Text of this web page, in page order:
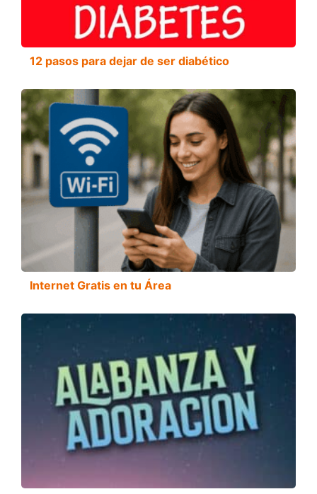
12 pasos para dejar de ser diabético
Internet Gratis en tu Área